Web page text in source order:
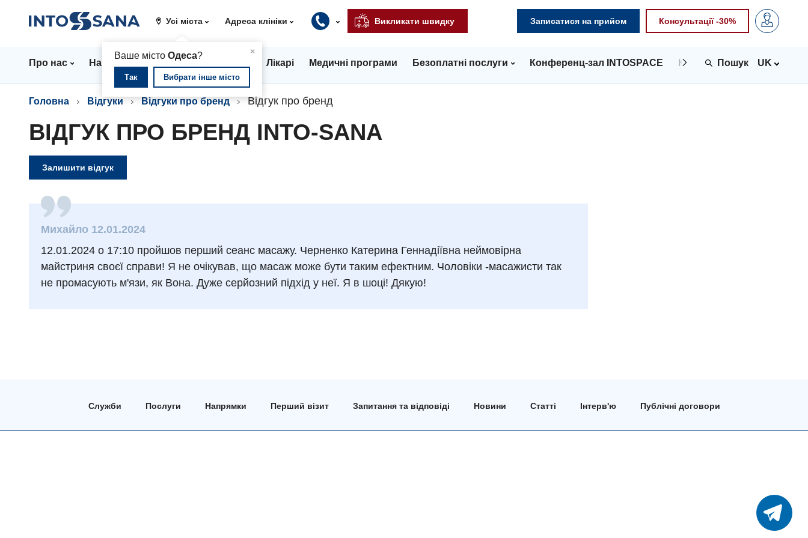
Усі міста
×
Ваше місто Одеса?
Так Вибрати інше місто
Адреса клініки Викликати швидку Записатися на прийом Консультації -30%
Про нас Напрямки Стаціонар Лікарі Медичні програми Безоплатні послуги Конференц-зал INTOSPACE Контакти UK
Головна Відгуки Відгуки про бренд Відгук про бренд
ВІДГУК ПРО БРЕНД INTO-SANA
Залишити відгук
Михайло 12.01.2024
12.01.2024 о 17:10 пройшов перший сеанс масажу. Черненко Катерина Геннадіївна неймовірна
майстриня своєї справи! Я не очікував, що масаж може бути таким ефектним. Чоловіки -масажисти так
не промасують м'язи, як Вона. Дуже серйозний підхід у неї. Я в шоці! Дякую!
Служби Послуги Напрямки Перший візит Запитання та відповіді Новини Статті Інтерв'ю Публічні договори